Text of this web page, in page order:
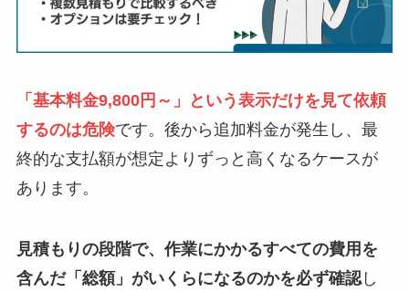
「基本料金9,800円～」という表示だけを見て依頼
するのは危険です。後から追加料金が発生し、最
終的な支払額が想定よりずっと高くなるケースが
あります。
見積もりの段階で、作業にかかるすべての費用を
含んだ「総額」がいくらになるのかを必ず確認し